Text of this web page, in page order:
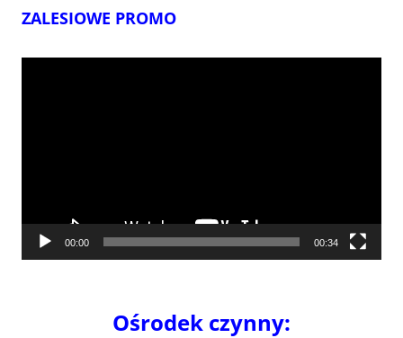
ZALESIOWE PROMO
Odtwarzacz
00:00 00:34
Ośrodek czynny: